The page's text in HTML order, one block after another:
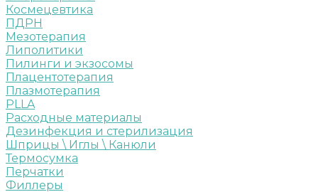
Космецевтика
ПДРН
Мезотерапия
Липолитики
Пилинги и экзосомы
Плацентотерапия
Плазмотерапия
PLLA
Расходные материалы
Дезинфекция и стерилизация
Шприцы \ Иглы \ Канюли
Термосумка
Перчатки
Филлеры